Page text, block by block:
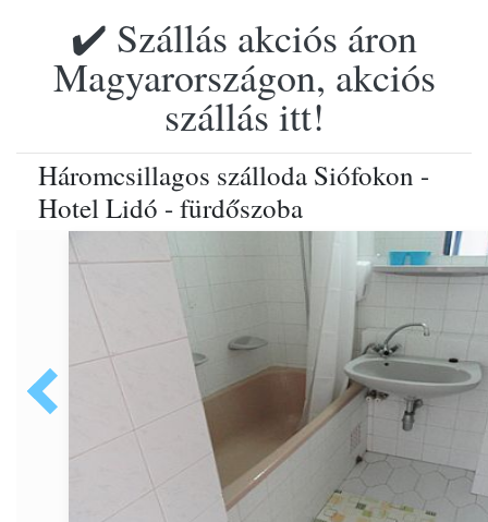
✔️ Szállás akciós áron
Magyarországon, akciós
szállás itt!
Háromcsillagos szálloda Siófokon -
Hotel Lidó - fürdőszoba